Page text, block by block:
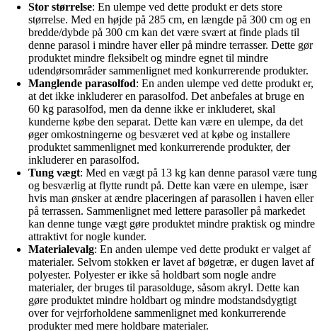
Stor størrelse: En ulempe ved dette produkt er dets store
størrelse. Med en højde på 285 cm, en længde på 300 cm og en
bredde/dybde på 300 cm kan det være svært at finde plads til
denne parasol i mindre haver eller på mindre terrasser. Dette gør
produktet mindre fleksibelt og mindre egnet til mindre
udendørsområder sammenlignet med konkurrerende produkter.
Manglende parasolfod: En anden ulempe ved dette produkt er,
at det ikke inkluderer en parasolfod. Det anbefales at bruge en
60 kg parasolfod, men da denne ikke er inkluderet, skal
kunderne købe den separat. Dette kan være en ulempe, da det
øger omkostningerne og besværet ved at købe og installere
produktet sammenlignet med konkurrerende produkter, der
inkluderer en parasolfod.
Tung vægt: Med en vægt på 13 kg kan denne parasol være tung
og besværlig at flytte rundt på. Dette kan være en ulempe, især
hvis man ønsker at ændre placeringen af parasollen i haven eller
på terrassen. Sammenlignet med lettere parasoller på markedet
kan denne tunge vægt gøre produktet mindre praktisk og mindre
attraktivt for nogle kunder.
Materialevalg: En anden ulempe ved dette produkt er valget af
materialer. Selvom stokken er lavet af bøgetræ, er dugen lavet af
polyester. Polyester er ikke så holdbart som nogle andre
materialer, der bruges til parasolduge, såsom akryl. Dette kan
gøre produktet mindre holdbart og mindre modstandsdygtigt
over for vejrforholdene sammenlignet med konkurrerende
produkter med mere holdbare materialer.